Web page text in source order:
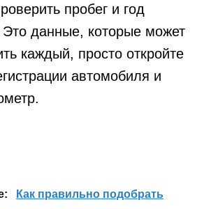
пробег и год
Это данные, которые может
каждый, просто откройте
автомобиля и
Как правильно подобрать